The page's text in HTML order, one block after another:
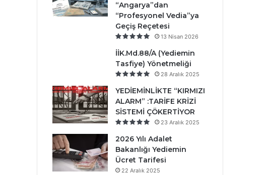
“Angarya”dan
“Profesyonel Vedia”ya
Geçiş Reçetesi
13 Nisan 2026
İİK.Md.88/A (Yediemin
Tasfiye) Yönetmeliği
28 Aralık 2025
YEDİEMİNLİKTE “KIRMIZI
ALARM” :TARİFE KRİZİ
SİSTEMİ ÇÖKERTİYOR
23 Aralık 2025
2026 Yılı Adalet
Bakanlığı Yediemin
Ücret Tarifesi
22 Aralık 2025